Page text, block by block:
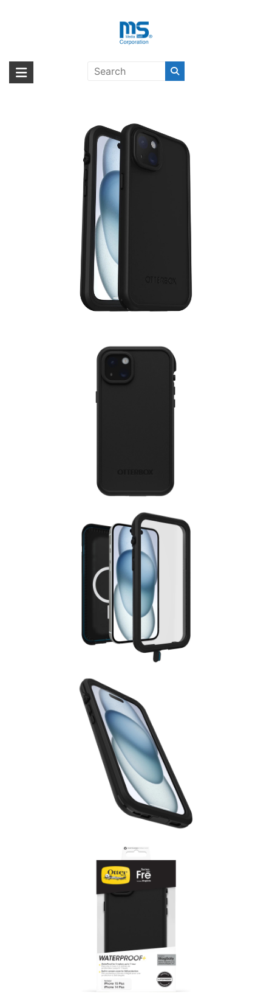
海外輸入ブランド商品｜株式会社
海外事業部が取り揃えている海外輸入商品には、日本では珍しい「海外ブ
ランド」をはじめ「ユニークな商品」「機能的な商品」「コストパフォー
Plus Black〔オッターボックス〕